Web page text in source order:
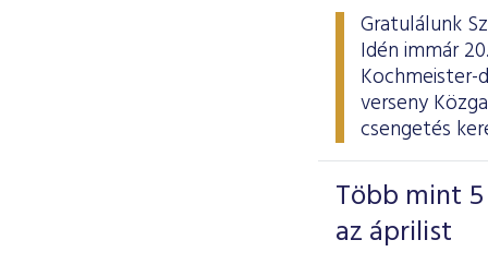
Gratulálunk
Idén immár
Kochmeister-
verseny
csengetés
Több mint
az áprilist